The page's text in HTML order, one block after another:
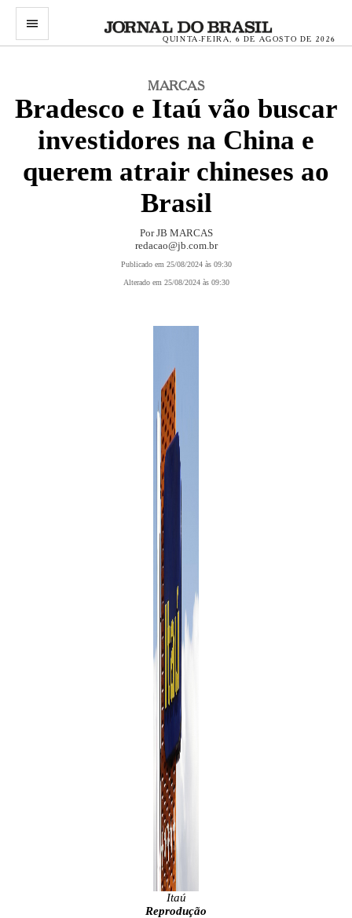
menu
QUINTA-FEIRA, 6 DE AGOSTO DE 2026
MARCAS
Bradesco e Itaú vão buscar
investidores na China e
querem atrair chineses ao
Brasil
Por JB MARCAS
redacao@jb.com.br
Publicado em 25/08/2024 às 09:30
Alterado em 25/08/2024 às 09:30
Itaú
Reprodução